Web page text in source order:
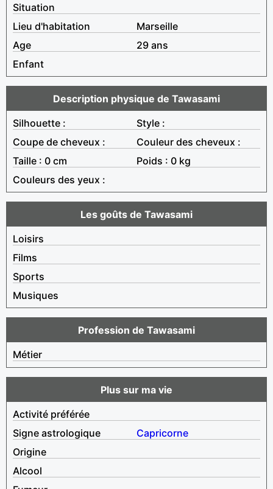
Situation
Lieu d'habitation
Marseille
Age
29 ans
Enfant
Description physique de Tawasami
Silhouette :
Style :
Coupe de cheveux :
Couleur des cheveux :
Taille : 0 cm
Poids : 0 kg
Couleurs des yeux :
Les goûts de Tawasami
Loisirs
Films
Sports
Musiques
Profession de Tawasami
Métier
Plus sur ma vie
Activité préférée
Signe astrologique
Capricorne
Origine
Alcool